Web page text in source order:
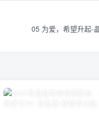
05 为爱，希望升起-